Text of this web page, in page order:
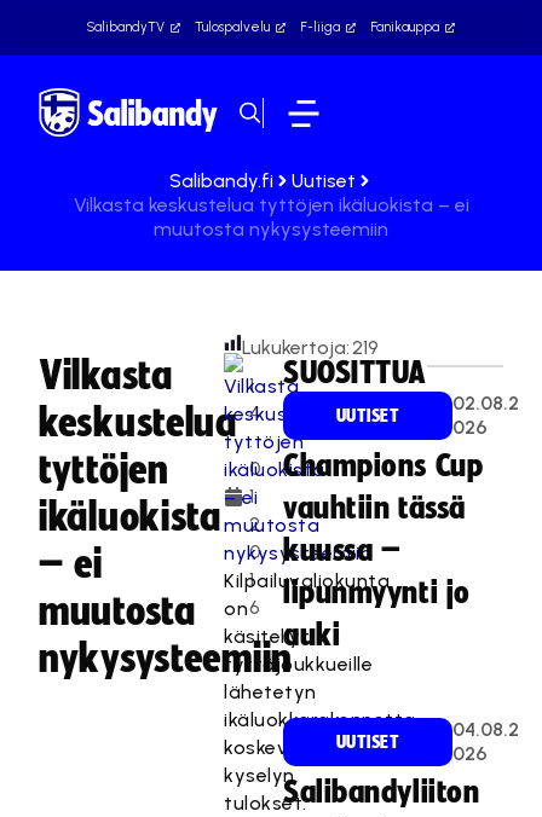
SalibandyTV Tulospalvelu F-liiga Fanikauppa
Salibandy.fi
Uutiset
Vilkasta keskustelua tyttöjen ikäluokista – ei
muutosta nykysysteemiin
Vilkasta
keskustelua
tyttöjen
ikäluokista
– ei
muutosta
nykysysteemiin
1
4
.
0
1.
2
0
1
6
Lukukertoja:219
Kilpailuvaliokunta
on
käsitellyt
tyttöjoukkueille
lähetetyn
ikäluokkarakennetta
koskevan
kyselyn
tulokset.
SUOSITTUA
UUTISET
02.08.2
026
Champions Cup
vauhtiin tässä
kuussa –
lipunmyynti jo
auki
UUTISET
04.08.2
026
Salibandyliiton